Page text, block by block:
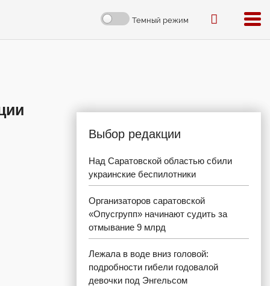
Темный режим
Выбор редакции
Над Саратовской областью сбили
украинские беспилотники
Организаторов саратовской
«Опусгрупп» начинают судить за
отмывание 9 млрд
Лежала в воде вниз головой:
подробности гибели годовалой
девочки под Энгельсом